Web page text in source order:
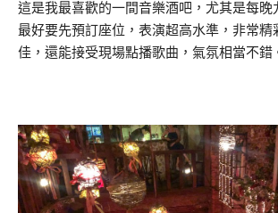
這是我最喜歡的一間音樂酒吧，尤其是每晚
最好要先預訂座位，表演超高水準，非常精
佳，還能接受現場點播歌曲，氣氛相當不錯